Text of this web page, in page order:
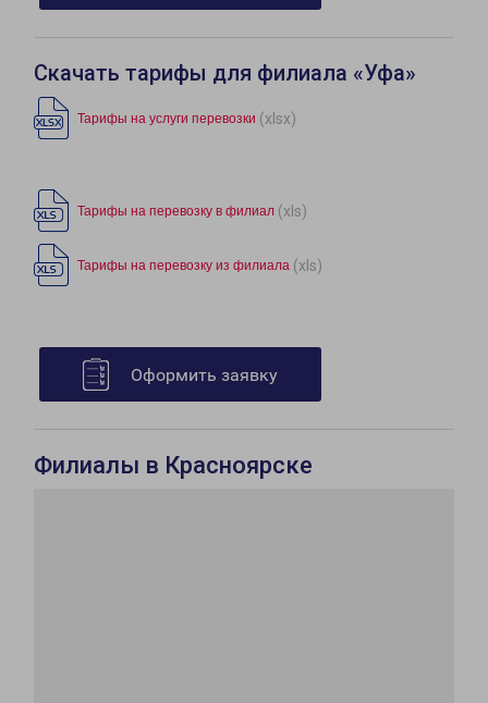
Скачать тарифы для филиала «Уфа»
Тарифы на услуги перевозки (xlsx)
Тарифы на перевозку в филиал (xls)
Тарифы на перевозку из филиала (xls)
Оформить заявку
Филиалы в Красноярске